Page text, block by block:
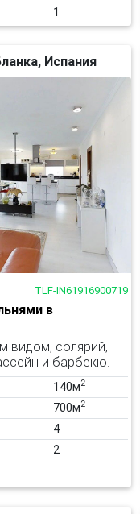
1
Испания
TLF-IN61916900719
в
видом, солярий,
и барбекю.
140м2
700м2
4
2